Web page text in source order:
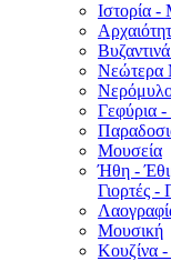
Ιστορία -
Νεώτερα
Γεφύρια
Μουσεία
Ήθη -
Γιορτές -
Μουσική
Κουζίνα